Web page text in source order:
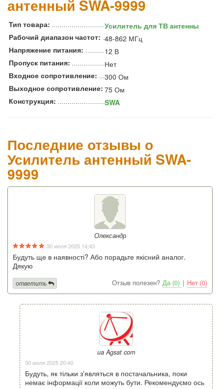
антенный SWA-9999
Тип товара:
Усилитель для ТВ антенны
Рабочий диапазон частот: 48-862 МГц
Напряжение питания:
12 В
Пропуск питания:
Нет
Входное сопротивление:
300 Ом
Выходное сопротивление: 75 Ом
Конструкция:
SWA
Последние отзывы о
Усилитель антенный SWA-
9999
Олександр
30 июля 2025 14:43
Будуть ще в наявності? Або порадьте якісний аналог.
Дякую
Отзыв полезен? Да (0) | Нет (0)
ответить
ua Agsat com
30 июля 2025 20:40
Будуть, як тільки з'являться в постачальника, поки
немає інформації коли можуть бути. Рекомендуємо ось